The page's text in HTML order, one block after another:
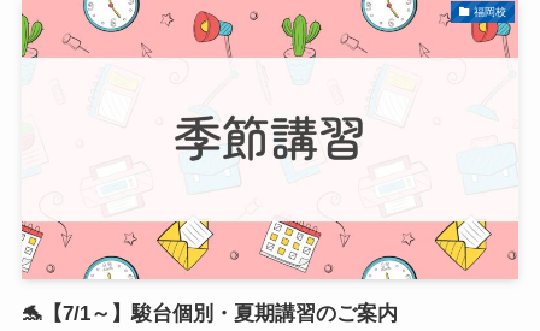
福岡校
🐬【7/1～】駿台個別・夏期講習のご案内